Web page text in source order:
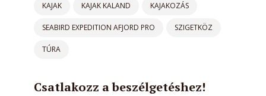
KAJAK KAJAK KALAND KAJAKOZÁS
SEABIRD EXPEDITION AFJORD PRO SZIGETKÖZ
TÚRA
Csatlakozz a beszélgetéshez!